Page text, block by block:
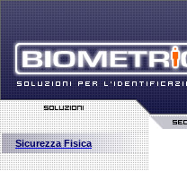
Sicurezza Fisica